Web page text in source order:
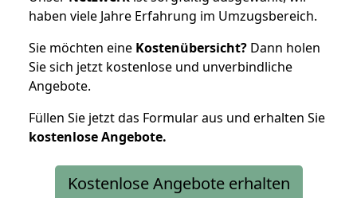
haben viele Jahre Erfahrung im Umzugsbereich.
Sie möchten eine Kostenübersicht? Dann holen
Sie sich jetzt kostenlose und unverbindliche
Angebote.
Füllen Sie jetzt das Formular aus und erhalten Sie
kostenloseAngebote.
Kostenlose Angebote erhalten